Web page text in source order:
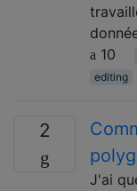
10
editing
2
J'ai